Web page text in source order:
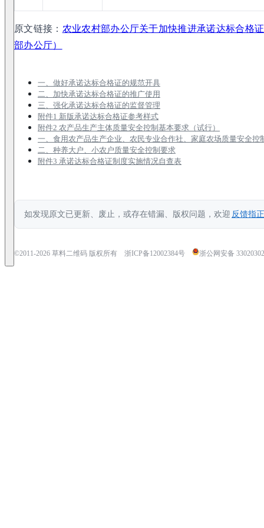
原文链接： 农业农村部办公厅关于加快推进承诺达标合格
部办公厅）
一、做好承诺达标合格证的规范开具
二、加快承诺达标合格证的推广使用
三、强化承诺达标合格证的监督管理
附件1 新版承诺达标合格证参考样式
附件2 农产品生产主体质量安全控制基本要求（试行）
一、食用农产品生产企业、农民专业合作社、家庭农场质量安全控
二、种养大户、小农户质量安全控制要求
附件3 承诺达标合格证制度实施情况自查表
如发现原文已更新、废止，或存在错漏、版权问题，欢迎 反馈指正
©2011-2026 草料二维码 版权所有 浙ICP备12002384号 浙公网安备